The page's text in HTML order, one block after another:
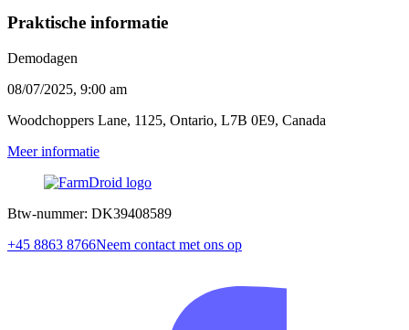
Praktische informatie
Demodagen
08/07/2025, 9:00 am
Woodchoppers Lane, 1125, Ontario, L7B 0E9, Canada
Meer informatie
Btw-nummer: DK39408589
+45 8863 8766Neem contact met ons op